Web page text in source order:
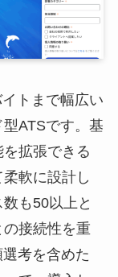
トまで幅広い
ATSです。基
拡張できる
軟に設計し
も50以上と
接続性を重
考を含めた